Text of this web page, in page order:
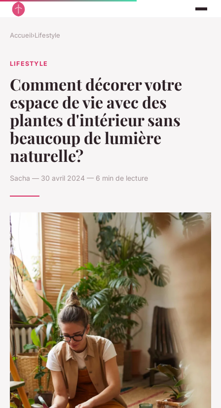
Accueil›Lifestyle
LIFESTYLE
Comment décorer votre
espace de vie avec des
plantes d'intérieur sans
beaucoup de lumière
naturelle?
Sacha — 30 avril 2024 — 6 min de lecture